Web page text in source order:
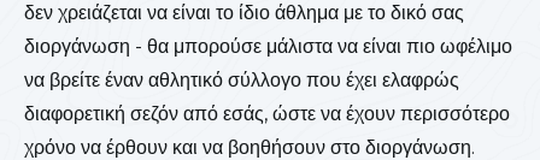
δεν χρειάζεται να είναι το ίδιο άθλημα με το δικό σας
διοργάνωση - θα μπορούσε μάλιστα να είναι πιο ωφέλιμο
να βρείτε έναν αθλητικό σύλλογο που έχει ελαφρώς
διαφορετική σεζόν από εσάς, ώστε να έχουν περισσότερο
χρόνο να έρθουν και να βοηθήσουν στο διοργάνωση.